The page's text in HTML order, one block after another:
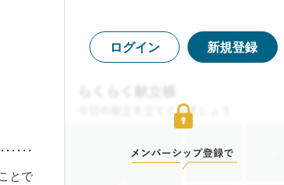
とで
ログイン 新規登録